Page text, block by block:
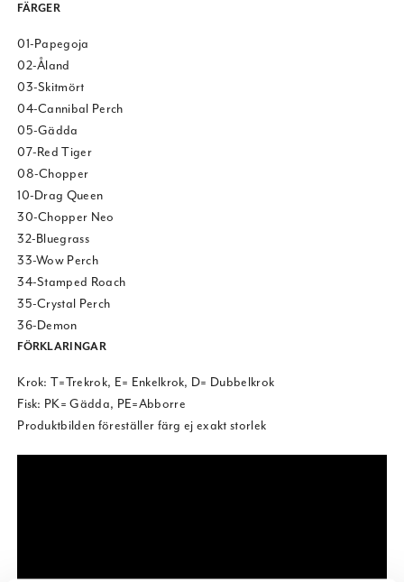
FÄRGER
01-Papegoja
02-Åland
03-Skitmört
04-Cannibal Perch
05-Gädda
07-Red Tiger
08-Chopper
10-Drag Queen
30-Chopper Neo
32-Bluegrass
33-Wow Perch
34-Stamped Roach
35-Crystal Perch
36-Demon
FÖRKLARINGAR
Krok: T=Trekrok, E= Enkelkrok, D= Dubbelkrok
Fisk: PK= Gädda, PE=Abborre
Produktbilden föreställer färg ej exakt storlek